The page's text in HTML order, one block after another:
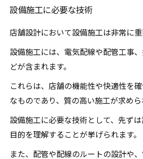
設備施工に必要な技術
店舗設計において設備施工は非常に重
設備施工には、電気配線や配管工事
どが含まれます。
これらは、店舗の機能性や快適性を
なものであり、質の高い施工が求めら
設備施工に必要な技術として、先ず
目的を理解することが挙げられます。
また、配管や配線のルートの設計や